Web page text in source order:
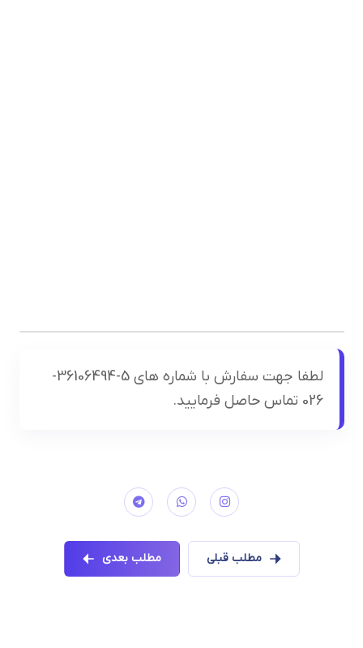
لطفا جهت سفارش با شماره های 5-36106494-
026 تماس حاصل فرمایید.
مطلب قبلی مطلب بعدی